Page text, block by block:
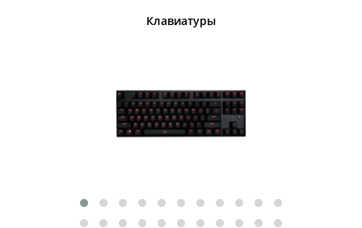
Клавиатуры